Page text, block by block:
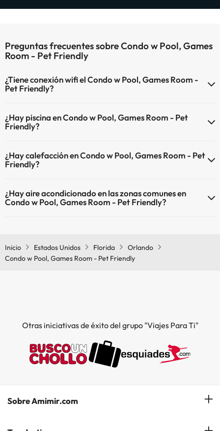
Preguntas frecuentes sobre Condo w Pool, Games
Room - Pet Friendly
¿Tiene conexión wifi el Condo w Pool, Games Room -
Pet Friendly?
¿Hay piscina en Condo w Pool, Games Room - Pet
Friendly?
servicio puede ser de pago) Aquí tienes más info sobre la piscina y
otras instalaciones.
¿Hay calefacción en Condo w Pool, Games Room - Pet
Friendly?
las zonas comunes.
¿Hay aire acondicionado en las zonas comunes en
Condo w Pool, Games Room - Pet Friendly?
Inicio
Estados Unidos Florida
Orlando
Condo w Pool, Games Room - Pet Friendly
Otras iniciativas de éxito del grupo "Viajes Para Ti"
Sobre Amimir.com
¿Quiénes somos?